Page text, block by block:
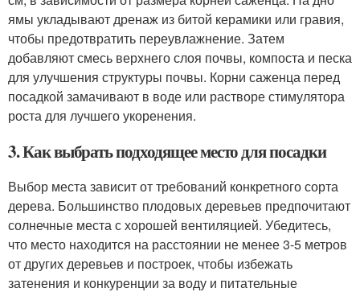
ямы укладывают дренаж из битой керамики или гравия,
чтобы предотвратить переувлажнение. Затем
добавляют смесь верхнего слоя почвы, компоста и песка
для улучшения структуры почвы. Корни саженца перед
посадкой замачивают в воде или растворе стимулятора
роста для лучшего укоренения.
3. Как выбрать подходящее место для посадки
Выбор места зависит от требований конкретного сорта
дерева. Большинство плодовых деревьев предпочитают
солнечные места с хорошей вентиляцией. Убедитесь,
что место находится на расстоянии не менее 3-5 метров
от других деревьев и построек, чтобы избежать
затенения и конкуренции за воду и питательные